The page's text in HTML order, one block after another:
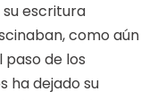
su escritura
como aún
paso de los
ha dejado su